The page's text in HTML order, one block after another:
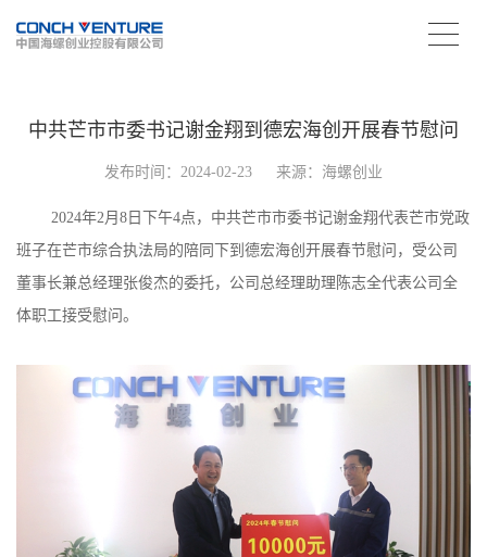
中共芒市市委书记谢金翔到德宏海创开展春节慰问
发布时间：2024-02-23 来源：海螺创业
2024年2月8日下午4点，中共芒市市委书记谢金翔代表芒市党政
班子在芒市综合执法局的陪同下到德宏海创开展春节慰问，受公司
董事长兼总经理张俊杰的委托，公司总经理助理陈志全代表公司全
体职工接受慰问。